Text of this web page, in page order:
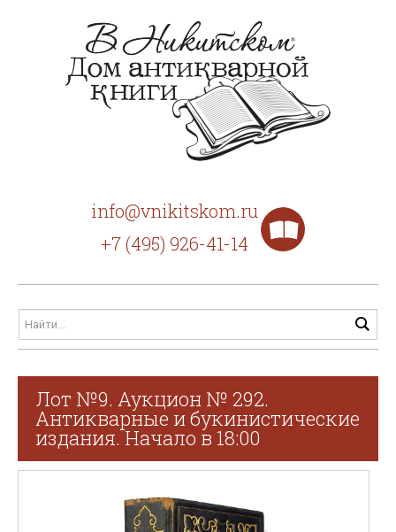
info@vnikitskom.ru
+7 (495) 926-41-14
Лот №9. Аукцион № 292.
Антикварные и букинистические
издания. Начало в 18:00